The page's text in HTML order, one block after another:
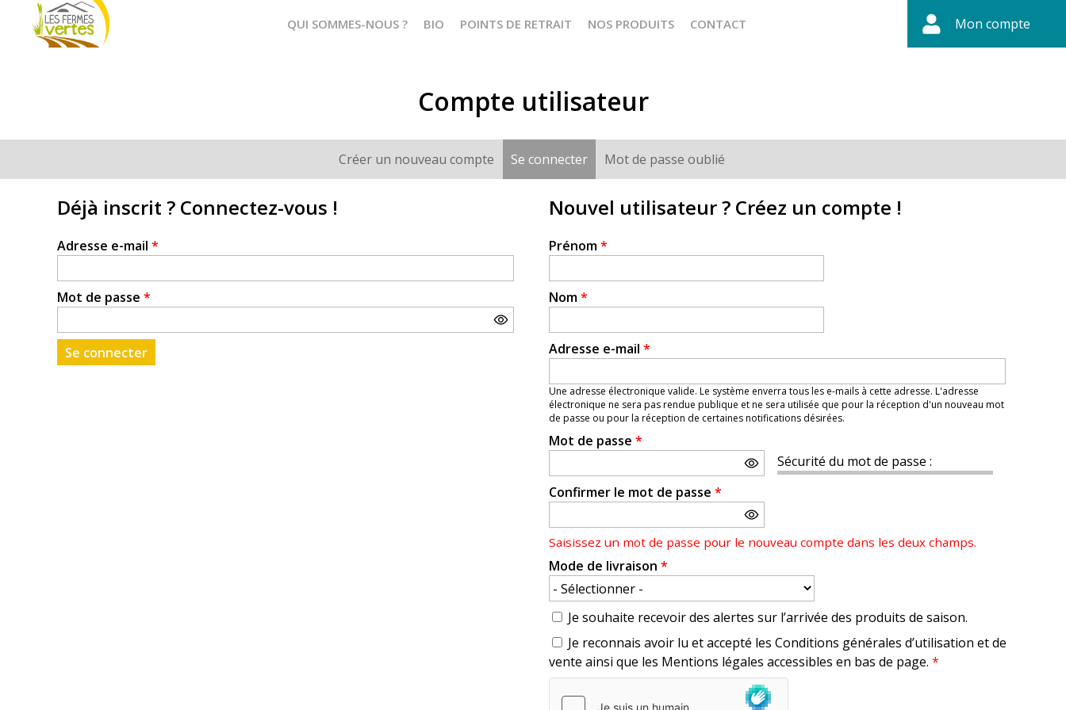
QUI SOMMES-NOUS ? BIO POINTS DE RETRAIT NOS PRODUITS CONTACT Mon compte
Compte utilisateur
principaux
Créer un nouveau compte Se connecter (onglet actif)
Mot de passe oublié
Déjà inscrit ? Connectez-vous !
Adresse e-mail *
Mot de passe *
Nouvel utilisateur ? Créez un compte !
Prénom*
Nom*
Adresse e-mail *
Une adresse électronique valide. Le système enverra tous les e-mails à cette adresse. L'adresse
électronique ne sera pas rendue publique et ne sera utilisée que pour la réception d'un nouveau mot
de passe ou pour la réception de certaines notifications désirées.
Mot de passe *
Sécurité du mot de passe :
Confirmer le mot de passe *
Saisissez un mot de passe pour le nouveau compte dans les deux champs.
Mode de livraison *
Je souhaite recevoir des alertes sur l’arrivée des produits de saison.
Je reconnais avoir lu et accepté les Conditions générales d’utilisation et de
vente ainsi que les Mentions légales accessibles en bas de page. *